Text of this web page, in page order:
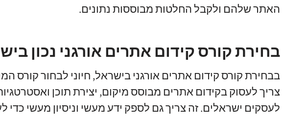
האתר שלהם ולקבל החלטות מבוססות נתונים.
בחירת קורס קידום אתרים אורגני נכון
בבחירת קורס קידום אתרים אורגני בישראל, חיוני לבחור קורס
צריך לעסוק בקידום אתרים מבוסס מיקום, יצירת תוכן
לעסקים ישראלים. זה צריך גם לספק ידע מעשי וניסיון מעשי